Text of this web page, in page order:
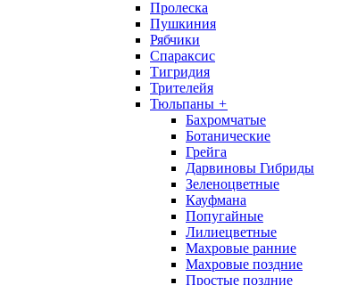
Пролеска
Пушкиния
Рябчики
Спараксис
Тигридия
Трителейя
Тюльпаны +
Бахромчатые
Ботанические
Грейга
Дарвиновы Гибриды
Зеленоцветные
Кауфмана
Попугайные
Лилиецветные
Махровые ранние
Махровые поздние
Простые поздние